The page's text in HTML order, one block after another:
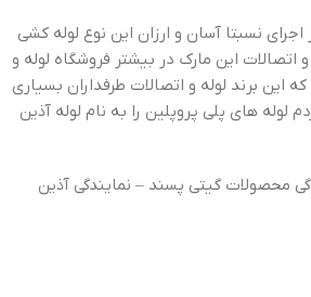
نسبتا آسان و ارزان این نوع لوله کشی
اتصالات این مارک در بیشتر فروشگاه لوله و
برند لوله و اتصالات طرفداران بسیاری
لوله های پلی پروپلین را به نام لوله آذین
محصولات گیتی پسند – نمایندگی آذین